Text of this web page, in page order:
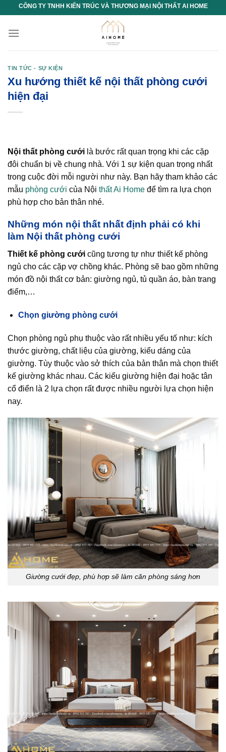
Chuyển
nội
CÔNG TY TNHH KIẾN TRÚC VÀ THƯƠNG MẠI NỘI THẤT AI HOME
TIN TỨC - SỰ KIỆN
Xu hướng thiết kế nội thất phòng cưới
hiện đại
Nội thất phòng cưới là bước rất quan trọng khi các cặp
đôi chuẩn bị về chung nhà. Với 1 sự kiện quan trọng nhất
trong cuộc đời mỗi người như này. Bạn hãy tham khảo các
mẫu phòng cưới của Nội thất Ai Home để tìm ra lựa chọn
phù hợp cho bản thân nhé.
Những món nội thất nhất định phải có khi
làm Nội thất phòng cưới
Thiết kế phòng cưới cũng tương tự như thiết kế phòng
ngủ cho các cặp vợ chồng khác. Phòng sẽ bao gồm những
món đồ nội thất cơ bản: giường ngủ, tủ quần áo, bàn trang
điểm,…
Chọn giường phòng cưới
Chọn phòng ngủ phụ thuộc vào rất nhiều yếu tố như: kích
thước giường, chất liệu của giường, kiểu dáng của
giường. Tùy thuộc vào sở thích của bản thân mà chọn thiết
kế giường khác nhau. Các kiểu giường hiện đại hoặc tân
cổ điển là 2 lựa chọn rất được nhiều người lựa chọn hiện
nay.
Giường cưới đẹp, phù hợp sẽ làm căn phòng sáng hơn